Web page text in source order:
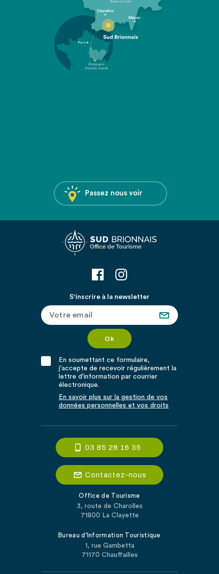
Passez nous voir
S'inscrire à la newsletter
En soumettant ce formulaire,
j'accepte de recevoir régulièrement la
lettre d'information par courrier
électronique.
En savoir plus sur la gestion de vos
données personnelles et vos droits
03 85 28 16 35
Contactez-nous
Office de Tourisme
3, route de Charolles
71800 La Clayette
Bureau d'Information Touristique
1, rue Gambetta
71170 Chauffailles